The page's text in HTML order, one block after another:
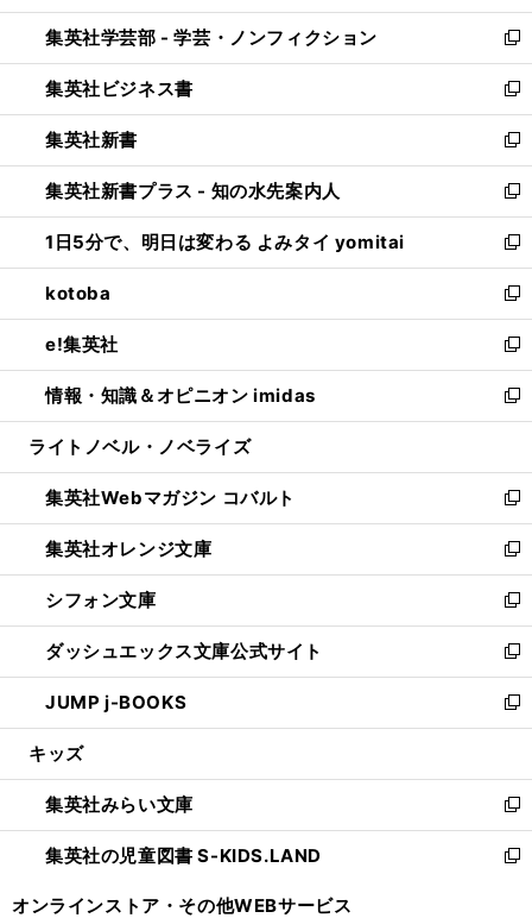
開
く
ウ
で
開
く
ン
ド
ウ
で
開
く
ウ
ィ
ン
ド
ウ
で
開
く
集英社学芸部 - 学芸・ノンフィクション
新
し
い
ウ
ィ
ン
ド
ウ
で
開
く
集英社ビジネス書
新
し
い
ウ
ィ
ン
ド
ウ
で
開
く
集英社新書
新
し
い
ウ
ィ
ン
ド
ウ
で
開
く
集英社新書プラス - 知の水先案内人
新
し
い
ウ
ィ
ン
ド
ウ
で
開
1日5分で、明日は変わる よみタイ yomitai
新
し
い
ウ
ィ
ン
ド
ウ
開
く
kotoba
新
し
い
ウ
ィ
ン
ウ
で
開
く
e!集英社
新
し
い
ウ
ン
ド
ウ
で
開
く
情報・知識＆オピニオン imidas
新
し
ウ
ィ
ン
ド
ウ
で
開
く
ライトノベル・ノベライズ
集英社Webマガジン コバルト
新
し
い
ウ
ィ
ン
ド
ウ
で
開
集英社オレンジ文庫
新
し
い
ウ
ィ
ン
ド
ウ
開
く
シフォン文庫
新
し
い
ウ
ィ
ン
ウ
で
開
く
ダッシュエックス文庫公式サイト
新
し
い
ウ
ン
ド
ウ
で
JUMP j-BOOKS
新
し
ウ
ィ
ン
ド
キッズ
集英社みらい文庫
新
し
い
集英社の児童図書 S-KIDS.LAND
新
オンラインストア・ その他WEBサービス